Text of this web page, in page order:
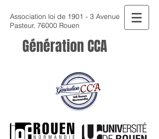
Association loi de 1901 - 3 Avenue
Pasteur, 76000 Rouen
Génération CCA